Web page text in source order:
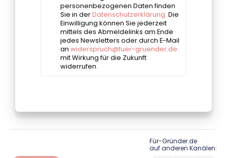
Für-Gründer.de
auf anderen Kanälen: